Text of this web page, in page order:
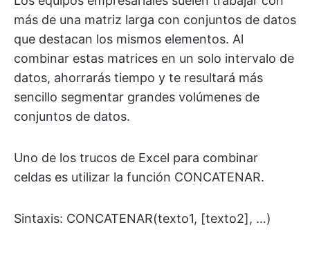
más de una matriz larga con conjuntos de datos
que destacan los mismos elementos. Al
combinar estas matrices en un solo intervalo de
datos, ahorrarás tiempo y te resultará más
sencillo segmentar grandes volúmenes de
conjuntos de datos.
Uno de los trucos de Excel para combinar
celdas es utilizar la función CONCATENAR.
Sintaxis: CONCATENAR(texto1, [texto2], …)